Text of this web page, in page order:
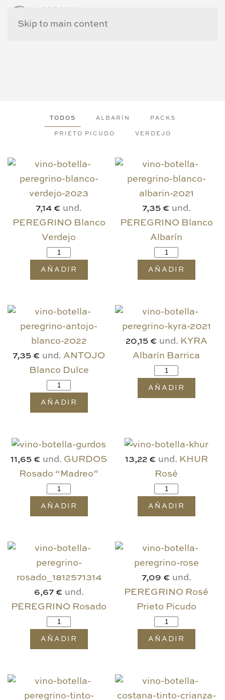
Skip to main content
TODOS ALBARÍN PACKS
PRIETO PICUDO VERDEJO
7,14 € und.
PEREGRINO Blanco
Verdejo
AÑADIR
7,35 € und.
PEREGRINO Blanco
Albarín
AÑADIR
7,35 € und. ANTOJO
Blanco Dulce
AÑADIR
20,15 € und. KYRA
Albarín Barrica
AÑADIR
11,65 € und. GURDOS
Rosado “Madreo”
AÑADIR
13,22 € und. KHUR
Rosé
AÑADIR
6,67 € und.
PEREGRINO Rosado
AÑADIR
7,09 € und.
PEREGRINO Rosé
Prieto Picudo
AÑADIR